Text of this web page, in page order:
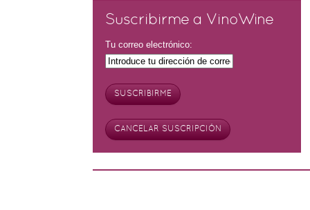
Suscribirme a VinoWine
Tu correo electrónico: